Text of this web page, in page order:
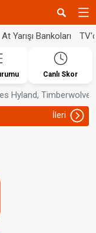
At Yarışı Bankoları
Canlı Skor
Hyland, Timberwolves
İleri